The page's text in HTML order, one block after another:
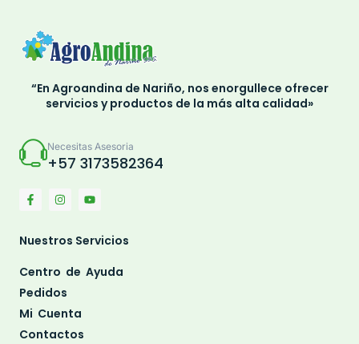
“En Agroandina de Nariño, nos enorgullece ofrecer
servicios y productos de la más alta calidad»
Necesitas Asesoria
+57 3173582364
Nuestros Servicios
Centro de Ayuda
Pedidos
Mi Cuenta
Contactos